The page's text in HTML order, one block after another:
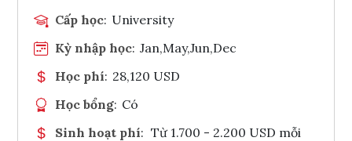
Cấp học: University
Kỳ nhập học: Jan,May,Jun,Dec
Học phí: 28,120 USD
Học bổng: Có
Sinh hoạt phí: Từ 1.700 - 2.200 USD mỗi